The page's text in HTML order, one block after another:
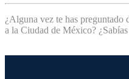
¿Alguna vez te has preguntado
a la Ciudad de México?